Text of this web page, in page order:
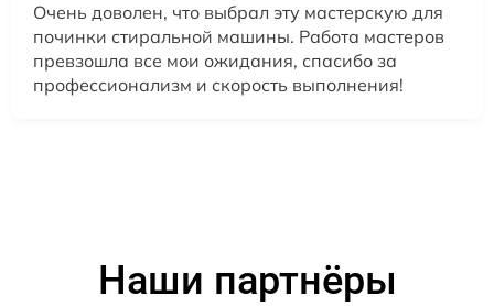
Очень доволен, что выбрал эту мастерскую для
починки стиральной машины. Работа мастеров
превзошла все мои ожидания, спасибо за
профессионализм и скорость выполнения!
Наши партнёры